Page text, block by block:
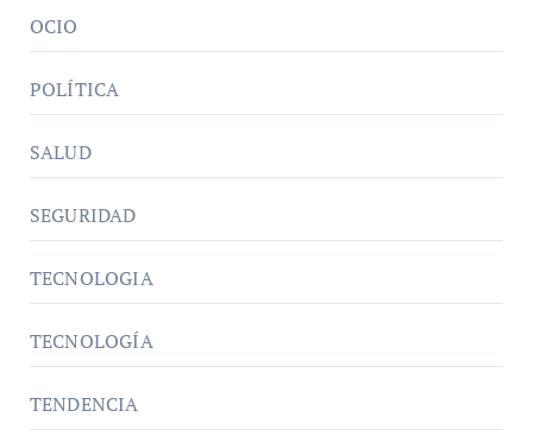
OCIO
POLÍTICA
SALUD
SEGURIDAD
TECNOLOGIA
TECNOLOGÍA
TENDENCIA